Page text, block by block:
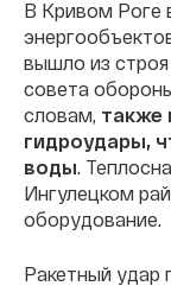
В Кривом Роге
вышло из
совета
словам, также
гидроудары,
воды .
Ингулецком
оборудование.
Ракетный удар